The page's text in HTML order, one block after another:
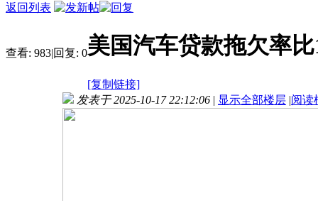
返回列表
查看: 983|回复: 0美国汽车贷款拖欠率
[复制链接]
发表于 2025-10-17 22:12:06 | 显示全部楼层 |阅读